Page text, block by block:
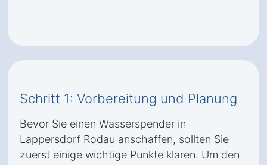
Schritt 1: Vorbereitung und Planung
Bevor Sie einen Wasserspender in
Lappersdorf Rodau anschaffen, sollten Sie
zuerst einige wichtige Punkte klären. Um den